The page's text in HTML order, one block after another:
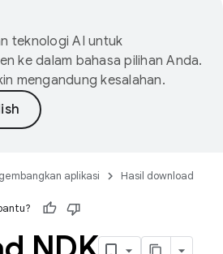
teknologi AI untuk
ke dalam bahasa pilihan Anda.
mengandung kesalahan.
aplikasi Hasil download